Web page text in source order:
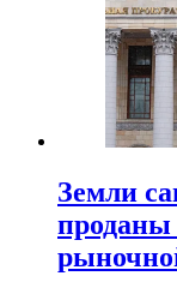
Земли
проданы